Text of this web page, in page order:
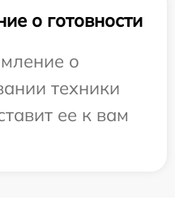
о готовности
о
техники
ее к вам